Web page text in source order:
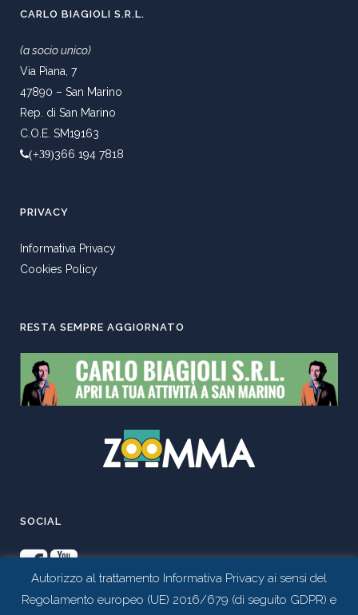
CARLO BIAGIOLI S.R.L.
(a socio unico)
Via Piana, 7
47890 – San Marino
Rep. di San Marino
C.O.E. SM19163
(+39)366 194 7818
PRIVACY
Informativa Privacy
Cookies Policy
RESTA SEMPRE AGGIORNATO
SOCIAL
Autorizzo al trattamento Informativa Privacy ai sensi del
Regolamento europeo (UE) 2016/679 (di seguito GDPR) e